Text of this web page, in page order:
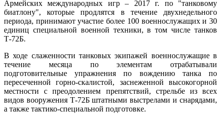
Армейских международных игр – 2017 г. по "танковому
биатлону", которые продлятся в течение двухнедельного
периода, принимают участие более 100 военнослужащих и 30
единиц специальной военной техники, в том числе танков
Т-72Б.
В ходе слаженности танковых экипажей военнослужащие в
течение месяца по элементам отрабатывали
подготовительные упражнения по вождению танка по
пересеченной горно-скалистой, заснеженной высокогорной
местности с преодолением препятствий, стрельбе из всех
видов вооружения Т-72Б штатными выстрелами и снарядами,
а также тактико-специальной подготовке.